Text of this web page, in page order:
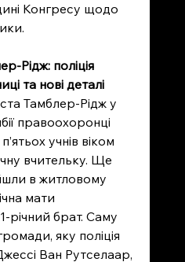
Конгресу щодо
Рідж: поліція
та нові деталі
Тамблер-Рідж у
правоохоронці
учнів віком
вчительку. Ще
в житловому
мати
річний брат. Саму
яку поліція
Ван Рутселаар,